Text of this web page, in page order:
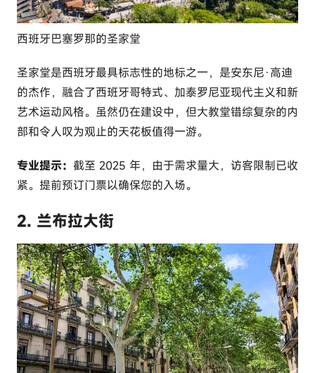
西班牙巴塞罗那的圣家堂
圣家堂是西班牙最具标志性的地标之一，是安东尼·高迪
的杰作，融合了西班牙哥特式、加泰罗尼亚现代主义和新
艺术运动风格。虽然仍在建设中，但大教堂错综复杂的内
部和令人叹为观止的天花板值得一游。
专业提示： 截至 2025 年，由于需求量大，访客限制已收
紧。提前预订门票以确保您的入场。
2. 兰布拉大街